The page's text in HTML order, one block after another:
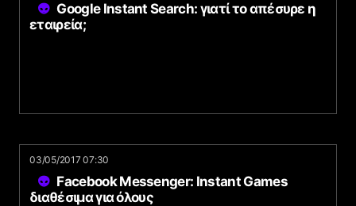
Google Instant Search: γιατί το απέσυρε η
εταιρεία;
03/05/2017 07:30
Facebook Messenger: Instant Games
διαθέσιμα για όλους